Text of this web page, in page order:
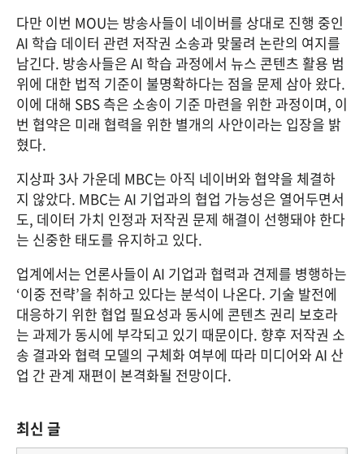
다만 이번 MOU는 방송사들이 네이버를 상대로 진행 중인
AI 학습 데이터 관련 저작권 소송과 맞물려 논란의 여지를
남긴다. 방송사들은 AI 학습 과정에서 뉴스 콘텐츠 활용 범
위에 대한 법적 기준이 불명확하다는 점을 문제 삼아 왔다.
이에 대해 SBS 측은 소송이 기준 마련을 위한 과정이며, 이
번 협약은 미래 협력을 위한 별개의 사안이라는 입장을 밝
혔다.
지상파 3사 가운데 MBC는 아직 네이버와 협약을 체결하
지 않았다. MBC는 AI 기업과의 협업 가능성은 열어두면서
도, 데이터 가치 인정과 저작권 문제 해결이 선행돼야 한다
는 신중한 태도를 유지하고 있다.
업계에서는 언론사들이 AI 기업과 협력과 견제를 병행하는
‘이중 전략’을 취하고 있다는 분석이 나온다. 기술 발전에
대응하기 위한 협업 필요성과 동시에 콘텐츠 권리 보호라
는 과제가 동시에 부각되고 있기 때문이다. 향후 저작권 소
송 결과와 협력 모델의 구체화 여부에 따라 미디어와 AI 산
업 간 관계 재편이 본격화될 전망이다.
최신 글